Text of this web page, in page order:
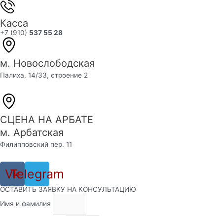
Касса
+7 (910) 537 55 28
м. Новослободская
Палиха, 14/33, строение 2
СЦЕНА НА АРБАТЕ
м. Арбатская
Филипповский пер. 11
Vk
Telegram
ОСТАВИТЬ ЗАЯВКУ НА КОНСУЛЬТАЦИЮ
Имя и фамилия